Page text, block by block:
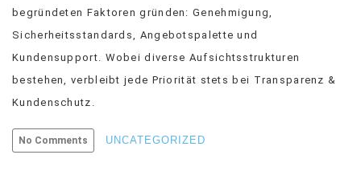
begründeten Faktoren gründen: Genehmigung,
Sicherheitsstandards, Angebotspalette und
Kundensupport. Wobei diverse Aufsichtsstrukturen
bestehen, verbleibt jede Priorität stets bei Transparenz &
Kundenschutz.
No Comments UNCATEGORIZED